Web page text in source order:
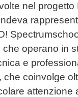
nel
operano in
e
coinvolge
attenzione